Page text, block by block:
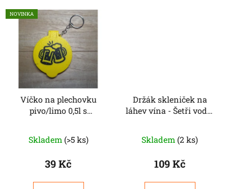
NOVINKA
Víčko na plechovku
pivo/limo 0,5l s
Skladem (>5 ks)
39 Kč
Držák skleniček na
láhev vína - Šetři vodu,
Skladem (2 ks)
109 Kč